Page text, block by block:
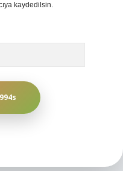
kaydedilsin.